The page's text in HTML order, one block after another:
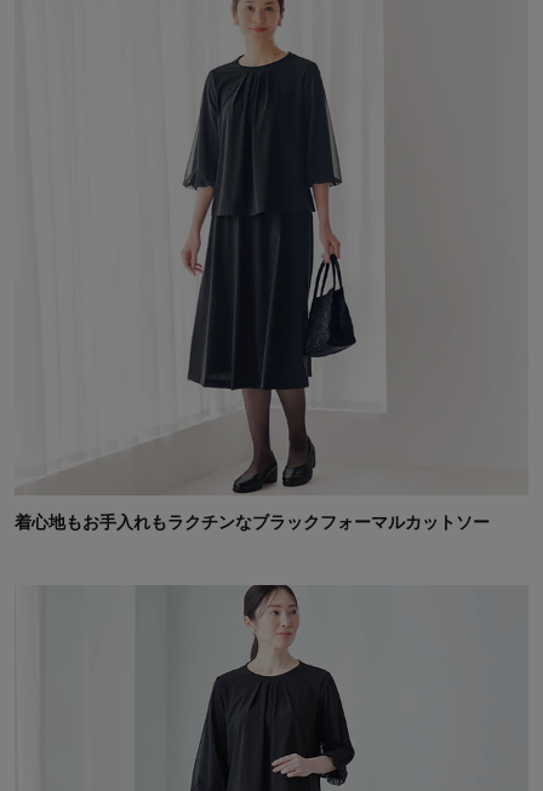
着心地もお手入れもラクチンなブラックフォーマルカットソー